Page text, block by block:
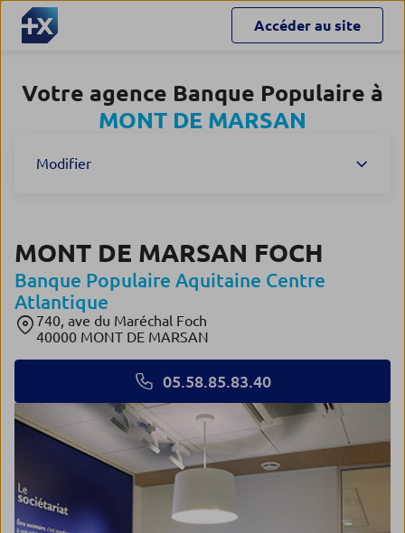
Accéder au site
Votre agence Banque Populaire à
MONT DE MARSAN
Modifier
MONT DE MARSAN FOCH
Banque Populaire Aquitaine Centre
Atlantique
740, ave du Maréchal Foch
40000 MONT DE MARSAN
05.58.85.83.40